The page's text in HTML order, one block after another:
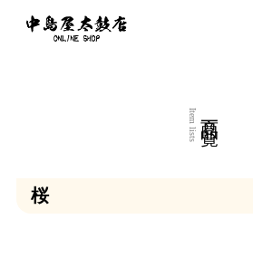
Item lists
桜